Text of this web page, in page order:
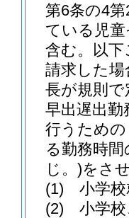
第6条の4
ている児
含む。以
請求した
長が規則
早出遅出勤
行うため
る勤務時
じ。)をさ
(1)
小学
(2)
小学